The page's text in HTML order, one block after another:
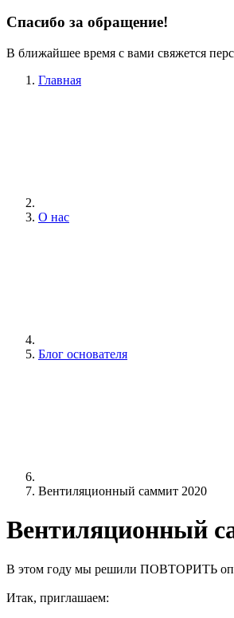
Спасибо за обращение!
В ближайшее время с вами свяжется
Главная
О нас
Блог основателя
Вентиляционный саммит 2020
Вентиляционный
В этом году мы решили ПОВТОРИТЬ
Итак, приглашаем: